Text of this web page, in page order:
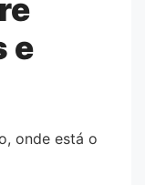
e
onde está o